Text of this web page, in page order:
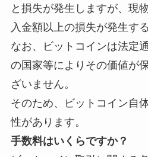
と損失が発生しますが、現
入金額以上の損失が発生す
なお、ビットコインは法定
の国家等によりその価値が
ざいません。
そのため、ビットコイン自
性があります。
手数料はいくらですか？